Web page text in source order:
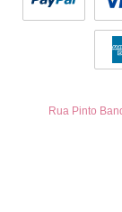
Rua Pinto